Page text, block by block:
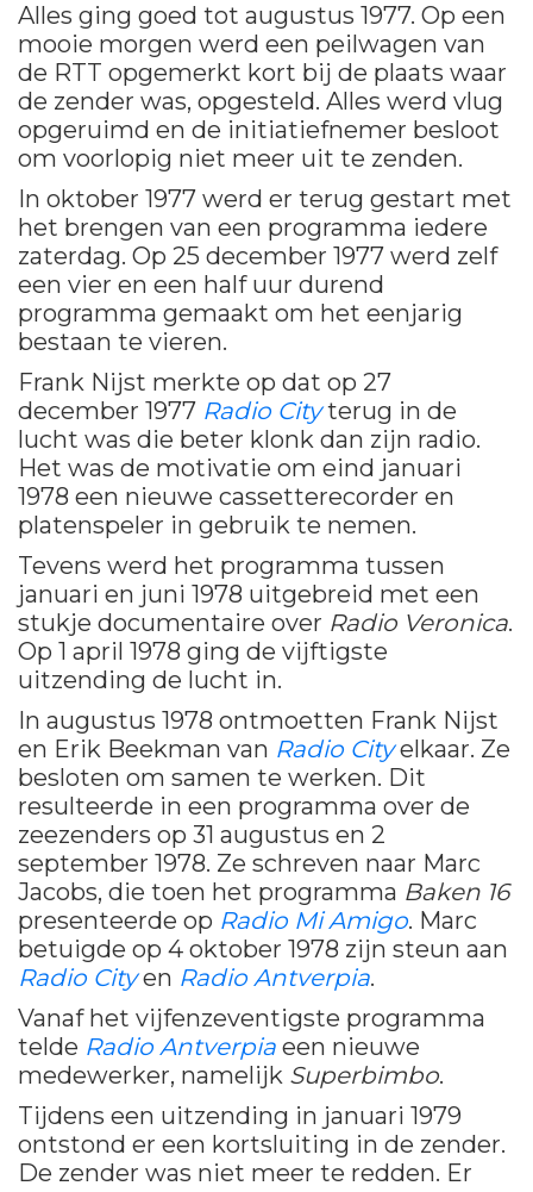
Alles ging goed tot augustus 1977. Op een
mooie morgen werd een peilwagen van
de RTT opgemerkt kort bij de plaats waar
de zender was, opgesteld. Alles werd vlug
opgeruimd en de initiatiefnemer besloot
om voorlopig niet meer uit te zenden.
In oktober 1977 werd er terug gestart met
het brengen van een programma iedere
zaterdag. Op 25 december 1977 werd zelf
een vier en een half uur durend
programma gemaakt om het eenjarig
bestaan te vieren.
Frank Nijst merkte op dat op 27
december 1977 Radio Cityterug in de
lucht was die beter klonk dan zijn radio.
Het was de motivatie om eind januari
1978 een nieuwe cassetterecorder en
platenspeler in gebruik te nemen.
Tevens werd het programma tussen
januari en juni 1978 uitgebreid met een
stukje documentaire over Radio Veronica.
Op 1 april 1978 ging de vijftigste
uitzending de lucht in.
In augustus 1978 ontmoetten Frank Nijst
en Erik Beekman van Radio Cityelkaar. Ze
besloten om samen te werken. Dit
resulteerde in een programma over de
zeezenders op 31 augustus en 2
september 1978. Ze schreven naar Marc
Jacobs, die toen het programma Baken 16
presenteerde op Radio Mi Amigo. Marc
betuigde op 4 oktober 1978 zijn steun aan
Radio Cityen Radio Antverpia.
Vanaf het vijfenzeventigste programma
telde Radio Antverpia een nieuwe
medewerker, namelijk Superbimbo.
Tijdens een uitzending in januari 1979
ontstond er een kortsluiting in de zender.
De zender was niet meer te redden. Er